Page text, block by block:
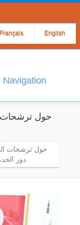
Français English
Navigation
حول ترشحات
حول ترشحات
دور